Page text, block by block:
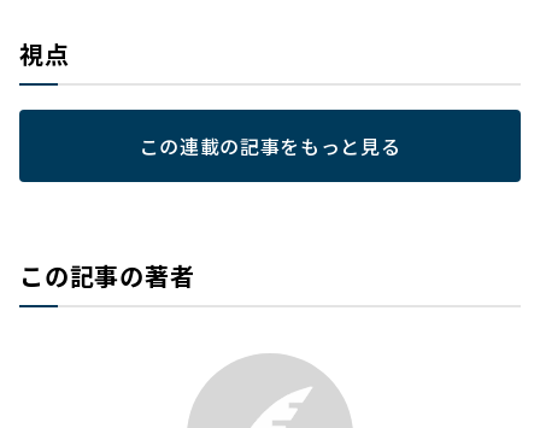
視点
この連載の記事をもっと見る
この記事の著者